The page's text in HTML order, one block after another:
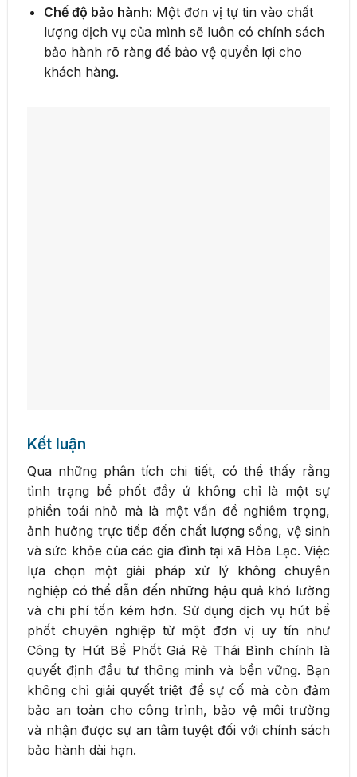
Chế độ bảo hành: Một đơn vị tự tin vào chất
lượng dịch vụ của mình sẽ luôn có chính sách
bảo hành rõ ràng để bảo vệ quyền lợi cho
khách hàng.
Kết luận
Qua những phân tích chi tiết, có thể thấy rằng
tình trạng bể phốt đầy ứ không chỉ là một sự
phiền toái nhỏ mà là một vấn đề nghiêm trọng,
ảnh hưởng trực tiếp đến chất lượng sống, vệ sinh
và sức khỏe của các gia đình tại xã Hòa Lạc. Việc
lựa chọn một giải pháp xử lý không chuyên
nghiệp có thể dẫn đến những hậu quả khó lường
và chi phí tốn kém hơn. Sử dụng dịch vụ hút bể
phốt chuyên nghiệp từ một đơn vị uy tín như
Công ty Hút Bể Phốt Giá Rẻ Thái Bình chính là
quyết định đầu tư thông minh và bền vững. Bạn
không chỉ giải quyết triệt để sự cố mà còn đảm
bảo an toàn cho công trình, bảo vệ môi trường
và nhận được sự an tâm tuyệt đối với chính sách
bảo hành dài hạn.